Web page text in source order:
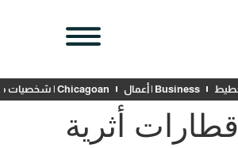
Business | أعمال Chicagoan | شخصيات محلية
قطارات أثرية